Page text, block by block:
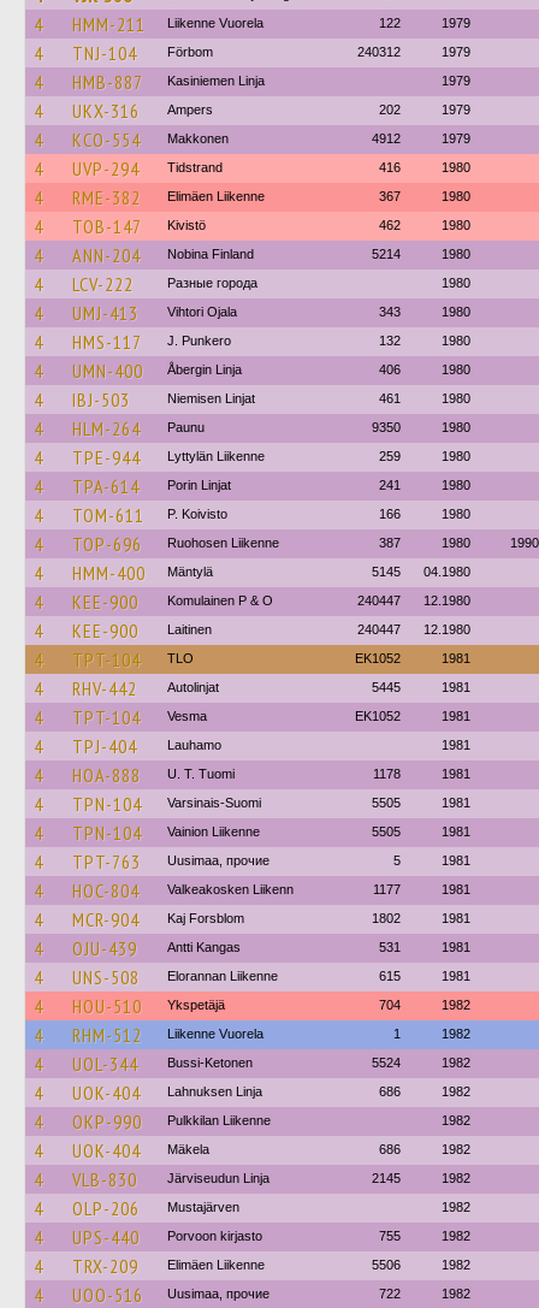
4 HMM-211 Liikenne Vuorela 122 1979
4 TNJ-104 Förbom 240312 1979
4 HMB-887 Kasiniemen Linja 1979
4 UKX-316 Ampers 202 1979
4 KCO-554 Makkonen 4912 1979
4 UVP-294 Tidstrand 416 1980
4 RME-382 Elimäen Liikenne 367 1980
4 TOB-147 Kivistö 462 1980
4 ANN-204 Nobina Finland 5214 1980
4 LCV-222 Разные города 1980
4 UMJ-413 Vihtori Ojala 343 1980
4 HMS-117 J. Punkero 132 1980
4 UMN-400 Åbergin Linja 406 1980
4 IBJ-503 Niemisen Linjat 461 1980
4 HLM-264 Paunu 9350 1980
4 TPE-944 Lyttylän Liikenne 259 1980
4 TPA-614 Porin Linjat 241 1980
4 TOM-611 P. Koivisto 166 1980
4 TOP-696 Ruohosen Liikenne 387 1980 1990
4 HMM-400 Mäntylä 5145 04.1980
4 KEE-900 Komulainen P & O 240447 12.1980
4 KEE-900 Laitinen 240447 12.1980
4 TPT-104 TLO EK1052 1981
4 RHV-442 Autolinjat 5445 1981
4 TPT-104 Vesma EK1052 1981
4 TPJ-404 Lauhamo 1981
4 HOA-888 U. T. Tuomi 1178 1981
4 TPN-104 Varsinais-Suomi 5505 1981
4 TPN-104 Vainion Liikenne 5505 1981
4 TPT-763 Uusimaa, прочие 5 1981
4 HOC-804 Valkeakosken Liikenn 1177 1981
4 MCR-904 Kaj Forsblom 1802 1981
4 OJU-439 Antti Kangas 531 1981
4 UNS-508 Elorannan Liikenne 615 1981
4 HOU-510 Ykspetäjä 704 1982
4 RHM-512 Liikenne Vuorela 1 1982
4 UOL-344 Bussi-Ketonen 5524 1982
4 UOK-404 Lahnuksen Linja 686 1982
4 OKP-990 Pulkkilan Liikenne 1982
4 UOK-404 Mäkela 686 1982
4 VLB-830 Järviseudun Linja 2145 1982
4 OLP-206 Mustajärven 1982
4 UPS-440 Porvoon kirjasto 755 1982
4 TRX-209 Elimäen Liikenne 5506 1982
4 UOO-516 Uusimaa, прочие 722 1982